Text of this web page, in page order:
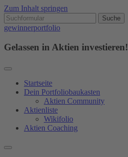
Zum Inhalt springen
gewinnerportfolio
Gelassen in Aktien investieren!
Startseite
Dein Portfoliobaukasten
Aktien Community
Aktienliste
Wikifolio
Aktien Coaching